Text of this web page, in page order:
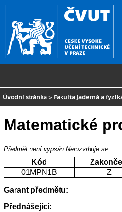
Úvodní stránka > Fakulta jaderná a
Matematické
Předmět není vypsán Nerozvrhuje se
Kód
01MPN1B
Z
Garant předmětu:
Přednášející: